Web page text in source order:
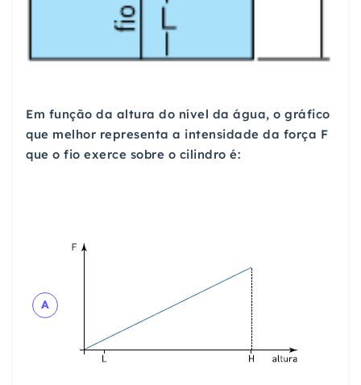
Em função da altura do nível da água, o gráfico
que melhor representa a intensidade da força F
que o fio exerce sobre o cilindro é:
A